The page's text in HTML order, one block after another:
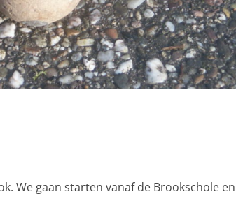
We gaan starten vanaf de Brookschole en